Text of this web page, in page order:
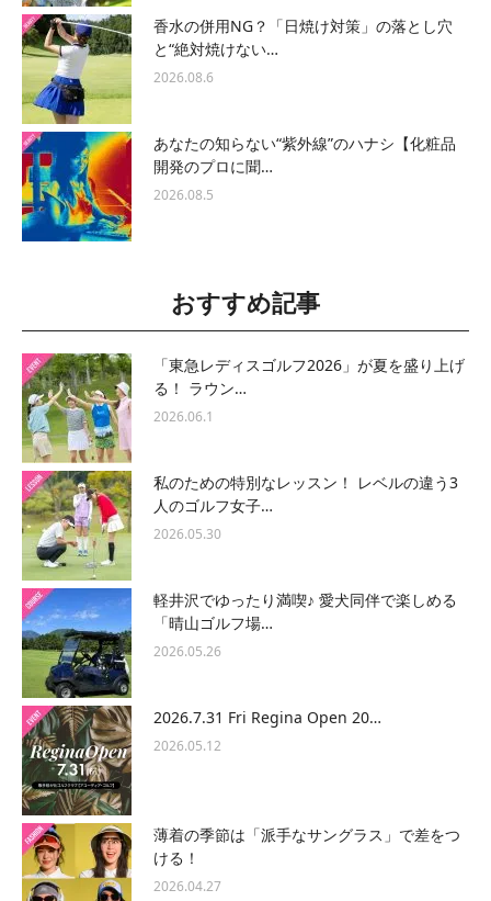
香水の併用NG？「日焼け対策」の落とし穴
と“絶対焼けない…
2026.08.6
あなたの知らない“紫外線”のハナシ【化粧品
開発のプロに聞…
2026.08.5
おすすめ記事
「東急レディスゴルフ2026」が夏を盛り上げ
る！ ラウン…
2026.06.1
私のための特別なレッスン！ レベルの違う3
人のゴルフ女子…
2026.05.30
軽井沢でゆったり満喫♪ 愛犬同伴で楽しめる
「晴山ゴルフ場…
2026.05.26
2026.7.31 Fri Regina Open 20…
2026.05.12
薄着の季節は「派手なサングラス」で差をつ
ける！
2026.04.27